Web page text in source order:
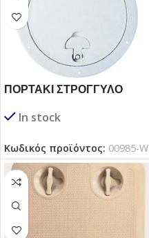
ΠΟΡΤΑΚΙ ΣΤΡΟΓΓΥΛΟ
In stock
Κωδικός προϊόντος: 00985-W